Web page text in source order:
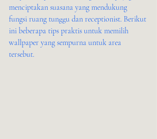
menciptakan suasana yang mendukung
fungsi ruang tunggu dan receptionist. Berikut
ini beberapa tips praktis untuk memilih
wallpaper yang sempurna untuk area
tersebut.